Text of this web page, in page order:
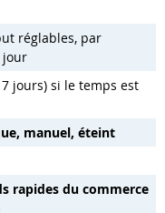
réglables, par
jour
jours) si le temps est
manuel, éteint
rapides du commerce